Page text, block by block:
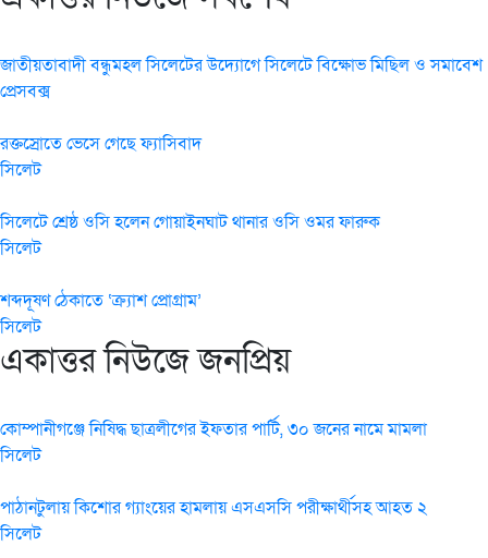
জাতীয়তাবাদী বন্ধুমহল সিলেটের উদ্যোগে সিলেটে বিক্ষোভ মিছিল ও সমাবেশ
প্রেসবক্স
রক্তস্রোতে ভেসে গেছে ফ্যাসিবাদ
সিলেট
সিলেটে শ্রেষ্ঠ ওসি হলেন গোয়াইনঘাট থানার ওসি ওমর ফারুক
সিলেট
শব্দদূষণ ঠেকাতে ‘ক্র্যাশ প্রোগ্রাম’
সিলেট
একাত্তর নিউজে জনপ্রিয়
কোম্পানীগঞ্জে নিষিদ্ধ ছাত্রলীগের ইফতার পার্টি, ৩০ জনের নামে মামলা
সিলেট
পাঠানটুলায় কিশোর গ্যাংয়ের হামলায় এসএসসি পরীক্ষার্থীসহ আহত ২
সিলেট